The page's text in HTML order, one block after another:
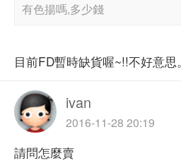
有色揚嗎,多少錢
目前FD暫時缺貨喔~!!不好意思。
ivan
2016-11-28 20:19
請問怎麼賣